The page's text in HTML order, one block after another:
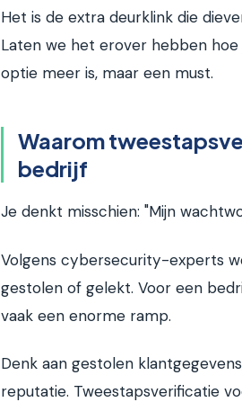
Het is de extra deurklink die
Laten we het erover hebben
optie meer is, maar een must.
Waarom
bedrijf
Je denkt misschien: "Mijn
Volgens cybersecurity-experts
gestolen of gelekt. Voor een
vaak een enorme ramp.
Denk aan gestolen
reputatie. Tweestapsverificatie